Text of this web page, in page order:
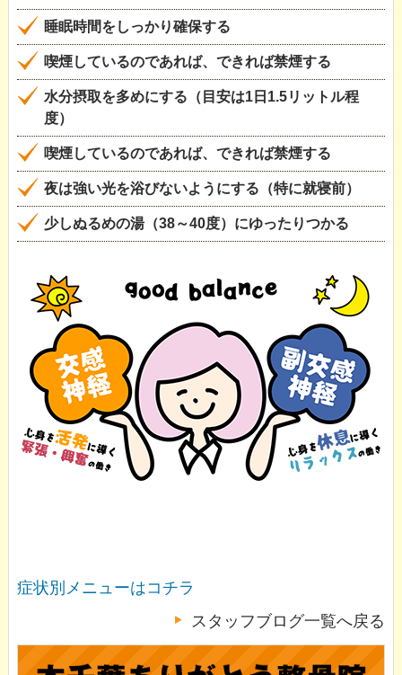
睡眠時間をしっかり確保する
喫煙しているのであれば、できれば禁煙する
水分摂取を多めにする（目安は1日1.5リットル程
度）
喫煙しているのであれば、できれば禁煙する
夜は強い光を浴びないようにする（特に就寝前）
少しぬるめの湯（38～40度）にゆったりつかる
症状別メニューはコチラ
スタッフブログ一覧へ戻る